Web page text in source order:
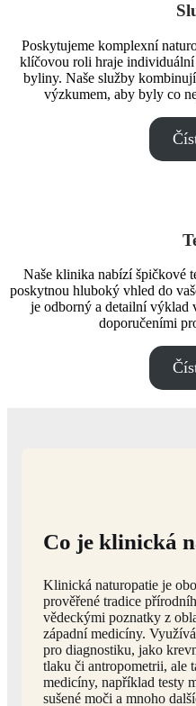
Poskytujeme komplexní
klíčovou roli hraje
byliny. Naše služby
výzkumem, aby byly co
Naše klinika nabízí špičkové
poskytnou hluboký vhled do
je odborný a detailní výklad
doporučeními
Co je klinická
Klinická naturopatie je
prověřené tradice
vědeckými poznatky z
západní medicíny.
pro diagnostiku, jako
tlaku či antropometrii, ale
medicíny, například testy
sušené moči a mnoho